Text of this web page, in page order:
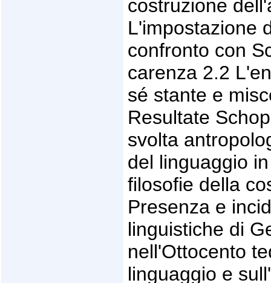
costruzione
L'impostazione
confronto con
carenza 2.2
sé stante e
Resultate
svolta
del linguaggio
filosofie della
Presenza e
linguistiche di
nell'Ottocento
linguaggio e